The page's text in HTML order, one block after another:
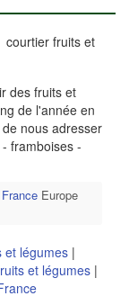
fruits et
des fruits et
de l'année en
nous adresser
framboises -
France Europe
et légumes |
et légumes |